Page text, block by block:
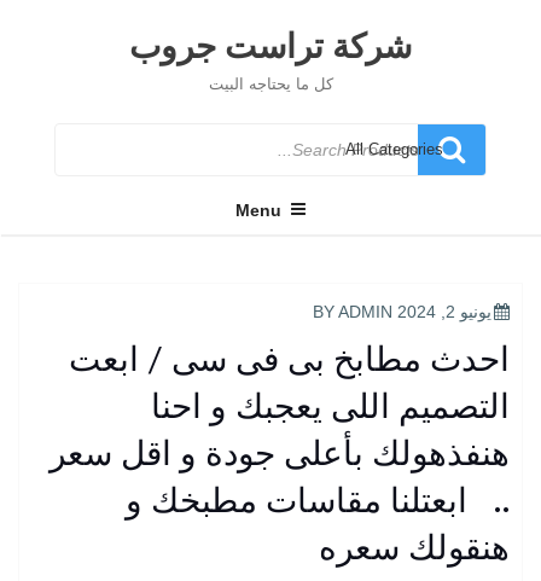
شركة تراست جروب
كل ما يحتاجه البيت
Search
for
Menu
POSTED
يونيو 2, 2024 ADMIN
احدث مطابخ بى فى سى / ابعت
التصميم اللى يعجبك و احنا
هنفذهولك بأعلى جودة و اقل سعر
.. ابعتلنا مقاسات مطبخك و
هنقولك سعره